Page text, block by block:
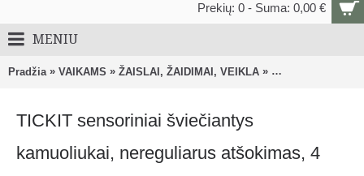
Prekių: 0 - Suma: 0,00 €
MENIU
Pradžia » VAIKAMS » ŽAISLAI, ŽAIDIMAI, VEIKLA » Lavinantys,
TICKIT sensoriniai šviečiantys
kamuoliukai, nereguliarus atšokimas, 4